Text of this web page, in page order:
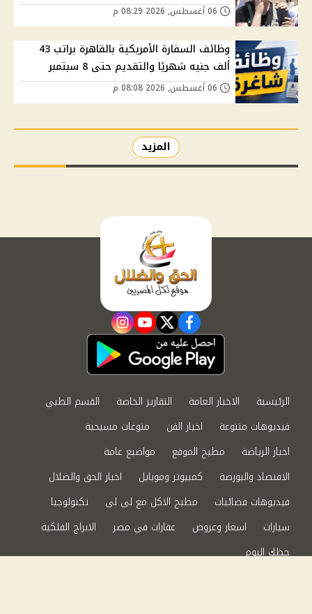
وظائف السفارة الأمريكية بالقاهرة براتب 43
ألف جنيه شهريًا والتقديم حتى 8 سبتمبر
المزيد
facebook
twitter
youtube
instagram
الرئيسية الاخبار العامة التقارير الخاصة
القسم الطبي
فيديوهات متنوعة
اخبار الفن
منوعات مسيحية
اخبار الرياضة
مطبخ الموقع
مواضيع عامة
الاقتصاد والبورصة
كمبيوتر وموبايل
اخبار الحق والضلال
فيديوهات فضائيات
مطبخ الاكل مع لى لى
تكنولوجيا
سيارات
اسعار وعروض عقارات في مصر
الابراج الفلكية
حظك اليوم